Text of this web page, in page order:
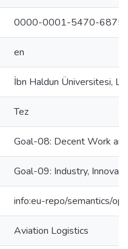
0000-0001-5470-6875
en
İbn Haldun Üniversitesi,
Tez
Goal-08: Decent Work
Goal-09: Industry,
info:eu-repo/semantics/
Aviation Logistics